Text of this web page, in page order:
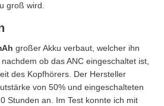
groß wird.
großer Akku verbaut, welcher ihn
ob das ANC eingeschaltet ist,
des Kopfhörers. Der Hersteller
von 50% und eingeschalteten
Stunden an. Im Test konnte ich mit